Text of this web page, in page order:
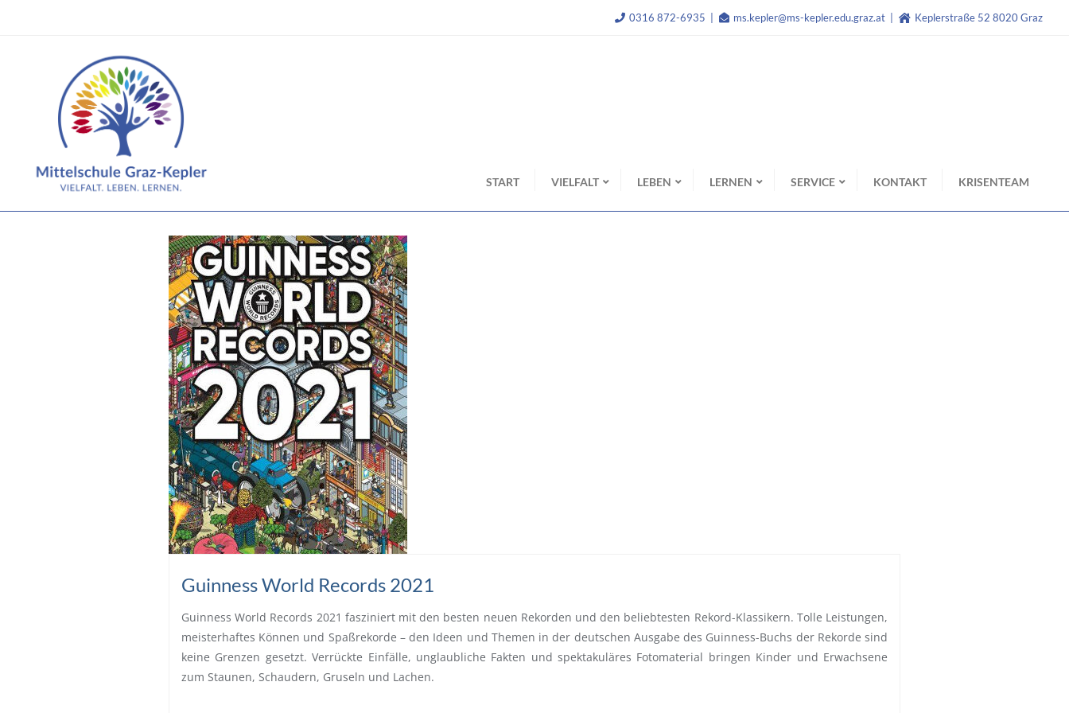
0316 872-6935 ms.kepler@ms-kepler.edu.graz.at Keplerstraße 52 8020 Graz
START VIELFALT LEBEN LERNEN SERVICE KONTAKT KRISENTEAM
Guinness World Records 2021
Guinness World Records 2021 fasziniert mit den besten neuen Rekorden und den beliebtesten Rekord-Klassikern. Tolle Leistungen,
meisterhaftes Können und Spaßrekorde – den Ideen und Themen in der deutschen Ausgabe des Guinness-Buchs der Rekorde sind
keine Grenzen gesetzt. Verrückte Einfälle, unglaubliche Fakten und spektakuläres Fotomaterial bringen Kinder und Erwachsene
zum Staunen, Schaudern, Gruseln und Lachen.